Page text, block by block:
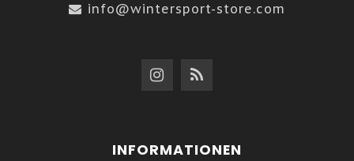
info@wintersport-store.com
INFORMATIONEN